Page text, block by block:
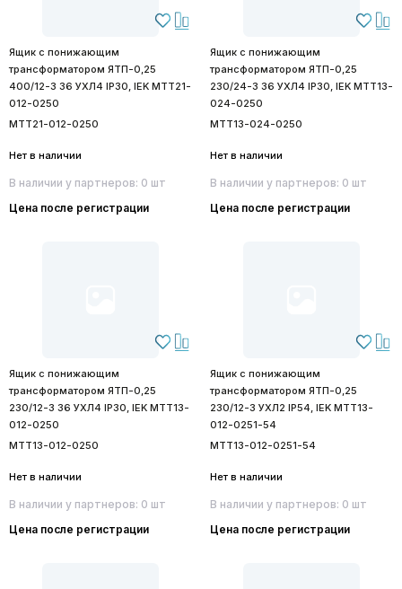
Ящик с понижающим
трансформатором ЯТП-0,25
400/12-3 36 УХЛ4 IP30, IEK MTT21-
012-0250
MTT21-012-0250
Нет в наличии
В наличии у партнеров: 0 шт
Цена после регистрации
Ящик с понижающим
трансформатором ЯТП-0,25
230/24-3 36 УХЛ4 IP30, IEK MTT13-
024-0250
MTT13-024-0250
Нет в наличии
В наличии у партнеров: 0 шт
Цена после регистрации
Ящик с понижающим
трансформатором ЯТП-0,25
230/12-3 36 УХЛ4 IP30, IEK MTT13-
012-0250
MTT13-012-0250
Нет в наличии
В наличии у партнеров: 0 шт
Цена после регистрации
Ящик с понижающим
трансформатором ЯТП-0,25
230/12-3 УХЛ2 IP54, IEK MTT13-
012-0251-54
MTT13-012-0251-54
Нет в наличии
В наличии у партнеров: 0 шт
Цена после регистрации